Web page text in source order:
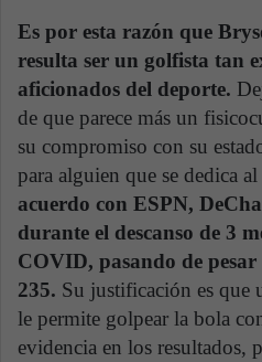
Es por esta razón que
resulta ser un golfista tan
aficionados del deporte.
de que parece más un
su compromiso con su
para alguien que se dedica
acuerdo con ESPN,
durante el descanso de 3
COVID, pasando de pesar
235. Su justificación es que
le permite golpear la bola
evidencia en los resultados,